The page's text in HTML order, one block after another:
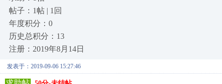
帖子：1帖 | 1回
年度积分：0
历史总积分：13
注册：2019年8月14日
发表于：2019-09-06 15:27:46